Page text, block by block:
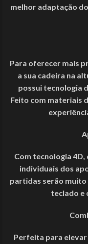
melhor adaptação
Para oferecer mais
a sua cadeira na
possui tecnologia
Feito com materiais
Com tecnologia
individuais dos
partidas serão muito
teclado e
Perfeita para